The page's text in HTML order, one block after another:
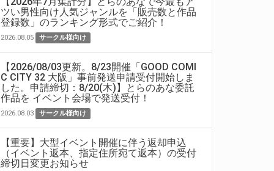
ツい男性向け人気ジャンルを「販売数と作品
登録数」のランキング形式でご紹介！
2026.08.05 サークル様向け
【2026/08/03更新。8/23開催「GOOD COMI
C CITY 32 大阪」事前発送申請受付開始しま
した。申請締切：8/20(木)】とらのあな委託
作品を イベント会場で発送受付！
2026.08.03 サークル様向け
【重要】大型イベント開催に伴う返却申込
（イベント返本、指定住所宛て返本）の受付
締切日変更お知らせ